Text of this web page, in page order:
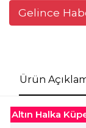
Gelince
Ürün
Altın Halka